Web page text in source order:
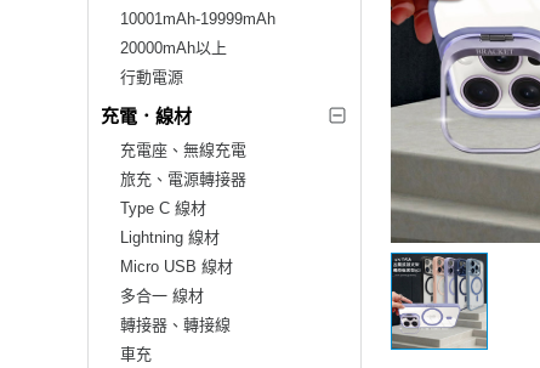
10001mAh-19999mAh
20000mAh以上
行動電源
充電．線材
充電座、無線充電
旅充、電源轉接器
Type C 線材
Lightning 線材
Micro USB 線材
多合一 線材
轉接器、轉接線
車充